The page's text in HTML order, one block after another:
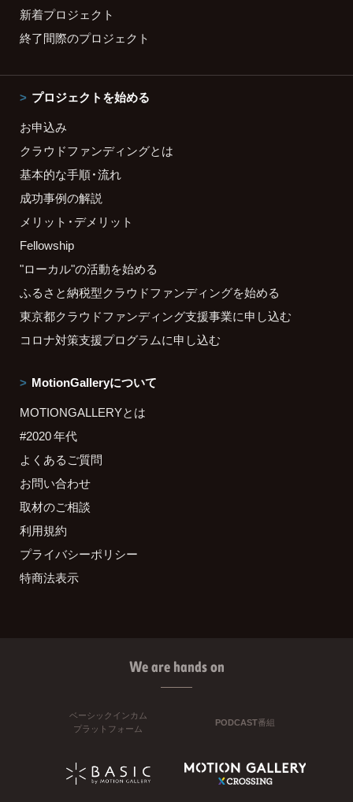
新着プロジェクト
終了間際のプロジェクト
プロジェクトを始める
お申込み
クラウドファンディングとは
基本的な手順・流れ
成功事例の解説
メリット・デメリット
Fellowship
"ローカル"の活動を始める
ふるさと納税型クラウドファンディングを始める
東京都クラウドファンディング支援事業に申し込む
コロナ対策支援プログラムに申し込む
MotionGalleryについて
MOTIONGALLERYとは
#2020 年代
よくあるご質問
お問い合わせ
取材のご相談
利用規約
プライバシーポリシー
特商法表示
We are hands on
ベーシックインカム
プラットフォーム
PODCAST番組